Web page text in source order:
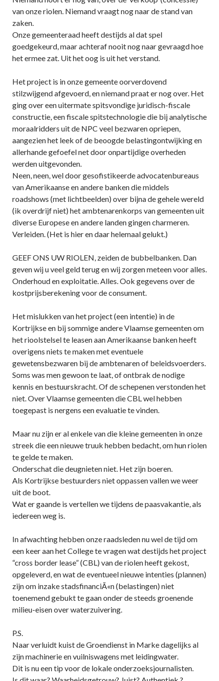
van onze riolen. Niemand vraagt nog naar de stand van
zaken.
Onze gemeenteraad heeft destijds al dat spel
goedgekeurd, maar achteraf nooit nog naar gevraagd hoe
het ermee zat. Uit het oog is uit het verstand.
Het project is in onze gemeente oorverdovend
stilzwijgend afgevoerd, en niemand praat er nog over. Het
ging over een uitermate spitsvondige juridisch-fiscale
constructie, een fiscale spitstechnologie die bij analytische
moraalridders uit de NPC veel bezwaren opriepen,
aangezien het leek of de beoogde belastingontwijking en
allerhande gefoefel net door onpartijdige overheden
werden uitgevonden.
Neen, neen, wel door gesofistikeerde advocatenbureaus
van Amerikaanse en andere banken die middels
roadshows (met lichtbeelden) over bijna de gehele wereld
(ik overdrijf niet) het ambtenarenkorps van gemeenten uit
diverse Europese en andere landen gingen charmeren.
Verleiden. (Het is hier en daar helemaal gelukt.)
GEEF ONS UW RIOLEN, zeiden de bubbelbanken. Dan
geven wij u veel geld terug en wij zorgen meteen voor alles.
Onderhoud en exploitatie. Alles. Ook gegevens over de
kostprijsberekening voor de consument.
Het mislukken van het project (een intentie) in de
Kortrijkse en bij sommige andere Vlaamse gemeenten om
het rioolstelsel te leasen aan Amerikaanse banken heeft
overigens niets te maken met eventuele
gewetensbezwaren bij de ambtenaren of beleidsvoerders.
Soms was men gewoon te laat, of ontbrak de nodige
kennis en bestuurskracht. Of de schepenen verstonden het
niet. Over Vlaamse gemeenten die CBL wel hebben
toegepast is nergens een evaluatie te vinden.
Maar nu zijn er al enkele van die kleine gemeenten in onze
streek die een nieuwe truuk hebben bedacht, om hun riolen
te gelde te maken.
Onderschat die deugnieten niet. Het zijn boeren.
Als Kortrijkse bestuurders niet oppassen vallen we weer
uit de boot.
Wat er gaande is vertellen we tijdens de paasvakantie, als
iedereen weg is.
In afwachting hebben onze raadsleden nu wel de tijd om
een keer aan het College te vragen wat destijds het project
“cross border lease” (CBL) van de riolen heeft gekost,
opgeleverd, en wat de eventueel nieuwe intenties (plannen)
zijn om inzake stadsfinanciÃ«n (belastingen) niet
toenemend gebukt te gaan onder de steeds groenende
milieu-eisen over waterzuivering.
P.S.
Naar verluidt kuist de Groendienst in Marke dagelijks al
zijn machinerie en vuilniswagens met leidingwater.
Dit is nu een tip voor de lokale onderzoeksjournalisten.